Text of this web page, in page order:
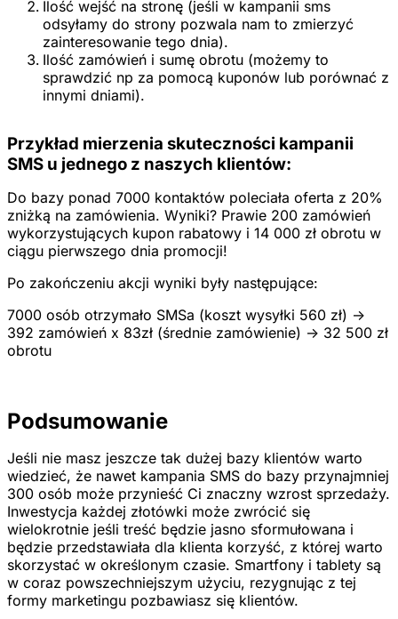
Ilość wejść na stronę (jeśli w kampanii sms
odsyłamy do strony pozwala nam to zmierzyć
zainteresowanie tego dnia).
Ilość zamówień i sumę obrotu (możemy to
sprawdzić np za pomocą kuponów lub porównać z
innymi dniami).
Przykład mierzenia skuteczności kampanii
SMS u jednego z naszych klientów:
Do bazy ponad 7000 kontaktów poleciała oferta z 20%
zniżką na zamówienia. Wyniki? Prawie 200 zamówień
wykorzystujących kupon rabatowy i 14 000 zł obrotu w
ciągu pierwszego dnia promocji!
Po zakończeniu akcji wyniki były następujące:
7000 osób otrzymało SMSa (koszt wysyłki 560 zł) ->
392 zamówień x 83zł (średnie zamówienie) -> 32 500 zł
obrotu
Podsumowanie
Jeśli nie masz jeszcze tak dużej bazy klientów warto
wiedzieć, że nawet kampania SMS do bazy przynajmniej
300 osób może przynieść Ci znaczny wzrost sprzedaży.
Inwestycja każdej złotówki może zwrócić się
wielokrotnie jeśli treść będzie jasno sformułowana i
będzie przedstawiała dla klienta korzyść, z której warto
skorzystać w określonym czasie. Smartfony i tablety są
w coraz powszechniejszym użyciu, rezygnując z tej
formy marketingu pozbawiasz się klientów.